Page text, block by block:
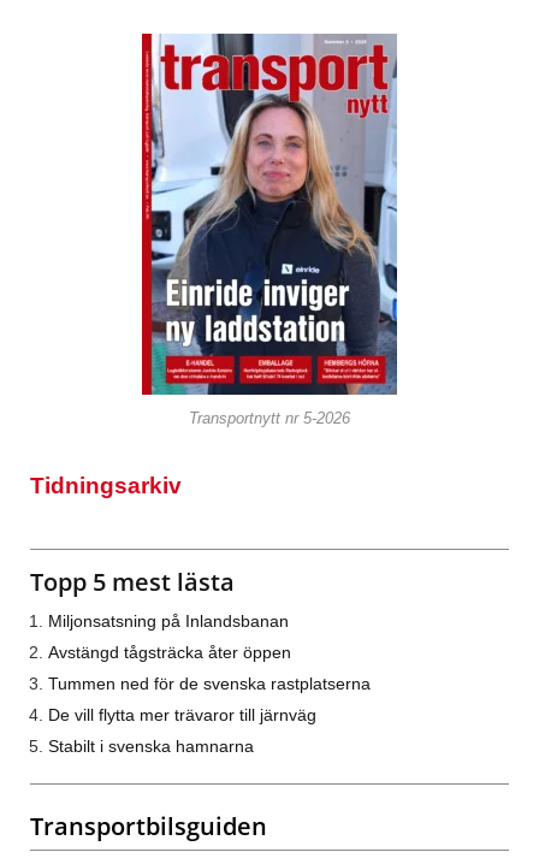
Transportnytt nr 5-2026
Tidningsarkiv
Topp 5 mest lästa
Miljonsatsning på Inlandsbanan
Avstängd tågsträcka åter öppen
Tummen ned för de svenska rastplatserna
De vill flytta mer trävaror till järnväg
Stabilt i svenska hamnarna
Transportbilsguiden